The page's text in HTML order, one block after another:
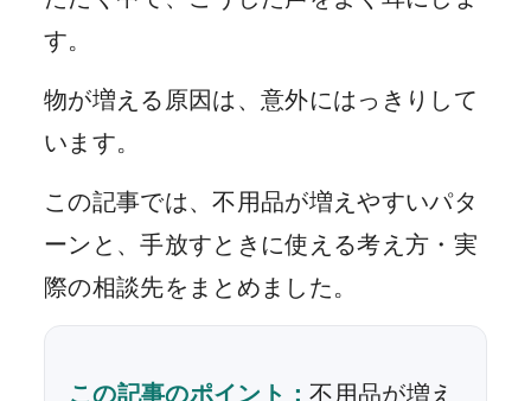
す。
物が増える原因は、意外にはっきりして
います。
この記事では、不用品が増えやすいパタ
ーンと、手放すときに使える考え方・実
際の相談先をまとめました。
この記事のポイント：不用品が増え